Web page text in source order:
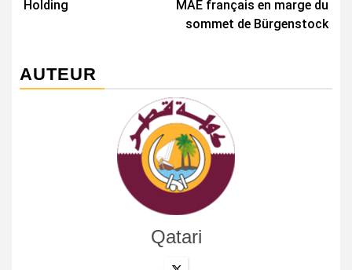
Holding
MAE français en marge du
sommet de Bürgenstock
AUTEUR
Qatari